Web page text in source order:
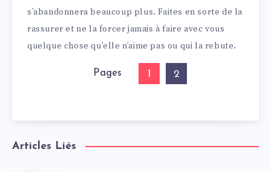
s’abandonnera beaucoup plus. Faites en sorte de la
rassurer et ne la forcer jamais à faire avec vous
quelque chose qu’elle n’aime pas ou qui la rebute.
Pages 1 2
Articles Liés